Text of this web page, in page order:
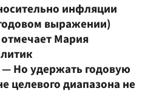
инфляции
выражении)
Мария
Но удержать годовую
целевого диапазона не